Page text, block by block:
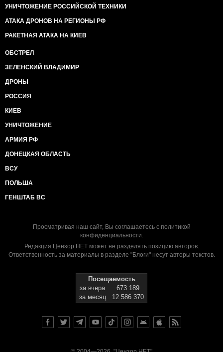
УНИЧТОЖЕНИЕ РОССИЙСКОЙ ТЕХНИКИ
АТАКА ДРОНОВ НА РЕГИОНЫ РФ
РАКЕТНАЯ АТАКА НА КИЕВ
ОБСТРЕЛ
ЗЕЛЕНСКИЙ ВЛАДИМИР
ДРОНЫ
РОССИЯ
КИЕВ
УНИЧТОЖЕНИЕ
АРМИЯ РФ
ДОНЕЦКАЯ ОБЛАСТЬ
ВСУ
ПОЛЬША
ГЕНШТАБ ВС
Просматривая наш сайт, Вы соглашаетесь с политикой
конфиденциальности.
Редакция Цензор.НЕТ может не разделять позицию авторов.
Ответственность за материалы в разделе "Блоги" несут авторы текстов.
Посещаемость
за вчера
673 189
за месяц
12 586 370